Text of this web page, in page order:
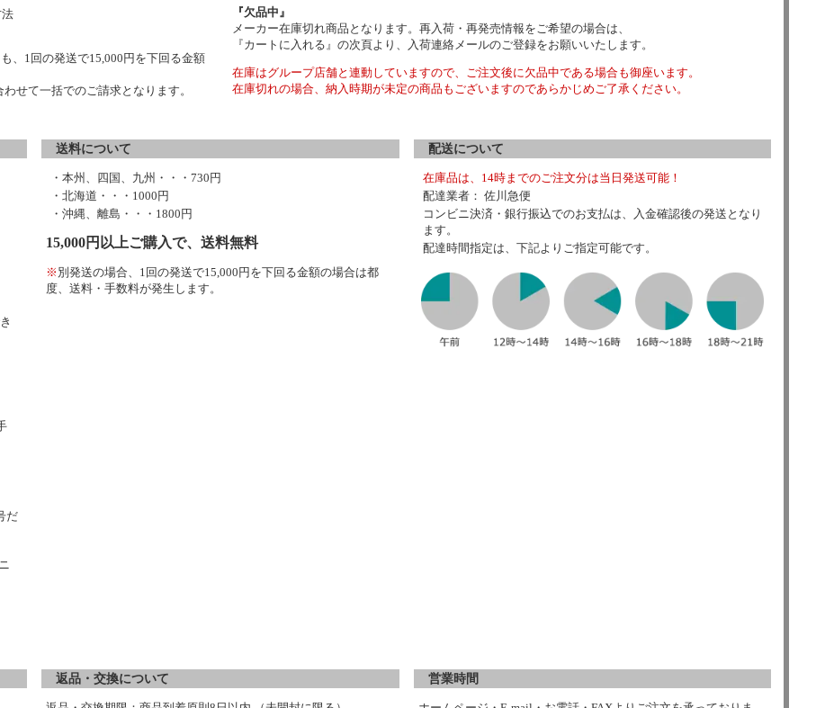
、1回の発送で15,000円を下回る金額
せて一括でのご請求となります。
『欠品中』
メーカー在庫切れ商品となります。再入荷・再発売情報をご希望の場合は、
『カートに入れる』の次頁より、入荷連絡メールのご登録をお願いいたします。
在庫はグループ店舗と連動していますので、ご注文後に欠品中である場合も御座います。
在庫切れの場合、納入時期が未定の商品もございますのであらかじめご了承ください。
だ
送料について
・本州、四国、九州・・・730円
・北海道・・・1000円
・沖縄、離島・・・1800円
15,000円以上ご購入で、送料無料
※ 別発送の場合、1回の発送で15,000円を下回る金額の場合は都
度、送料・手数料が発生します。
配送について
在庫品は、14時までのご注文分は当日発送可能！
配達業者： 佐川急便
コンビニ決済・銀行振込でのお支払は、入金確認後の発送となり
ます。
配達時間指定は、下記よりご指定可能です。
返品・交換について 営業時間